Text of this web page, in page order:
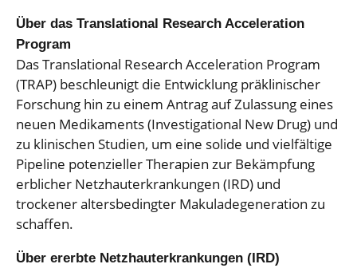
Über das Translational Research Acceleration
Program
Das Translational Research Acceleration Program
(TRAP) beschleunigt die Entwicklung präklinischer
Forschung hin zu einem Antrag auf Zulassung eines
neuen Medikaments (Investigational New Drug) und
zu klinischen Studien, um eine solide und vielfältige
Pipeline potenzieller Therapien zur Bekämpfung
erblicher Netzhauterkrankungen (IRD) und
trockener altersbedingter Makuladegeneration zu
schaffen.
Über ererbte Netzhauterkrankungen (IRD)